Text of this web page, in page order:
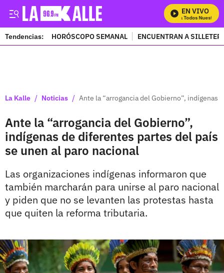
EN VIVO
Mira Todos Nuestros
Tendencias: HORÓSCOPO SEMANAL ENCUENTRAN A
La Kalle / Noticias / Ante la “arrogancia del Gobierno”, indígenas
Ante la “arrogancia del Gobierno”,
indígenas de diferentes partes del país
se unen al paro nacional
Las organizaciones indígenas informaron que
también marcharán para unirse al paro nacional
y piden que no se levanten las protestas hasta
que quiten la reforma tributaria.